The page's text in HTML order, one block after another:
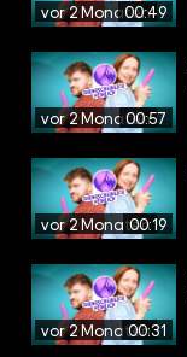
vor 2 Monaten
00:49
vor 2 Monaten
00:57
vor 2 Monaten
00:19
vor 2 Monaten
00:31